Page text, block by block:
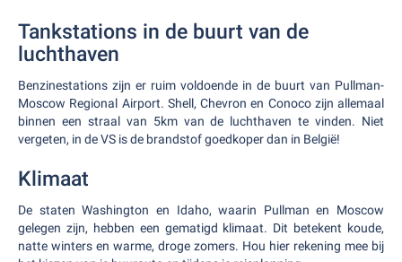
Tankstations in de buurt van de
luchthaven
Benzinestations zijn er ruim voldoende in de buurt van Pullman-
Moscow Regional Airport. Shell, Chevron en Conoco zijn allemaal
binnen een straal van 5km van de luchthaven te vinden. Niet
vergeten, in de VS is de brandstof goedkoper dan in België!
Klimaat
De staten Washington en Idaho, waarin Pullman en Moscow
gelegen zijn, hebben een gematigd klimaat. Dit betekent koude,
natte winters en warme, droge zomers. Hou hier rekening mee bij